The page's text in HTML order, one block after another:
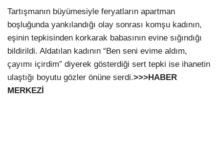
Tartışmanın büyümesiyle feryatların apartman
boşluğunda yankılandığı olay sonrası komşu kadının,
eşinin tepkisinden korkarak babasının evine sığındığı
bildirildi. Aldatılan kadının “Ben seni evime aldım,
çayımı içirdim” diyerek gösterdiği sert tepki ise ihanetin
ulaştığı boyutu gözler önüne serdi.>>>HABER
MERKEZİ